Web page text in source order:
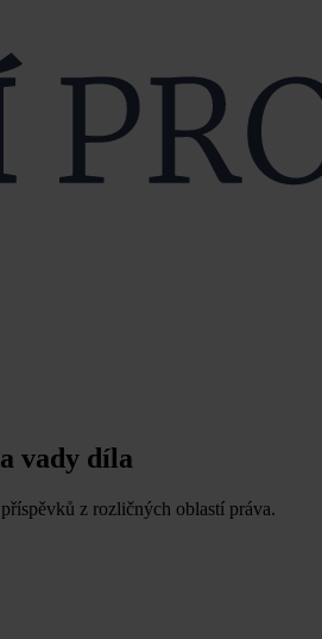
vady díla
z rozličných oblastí práva.